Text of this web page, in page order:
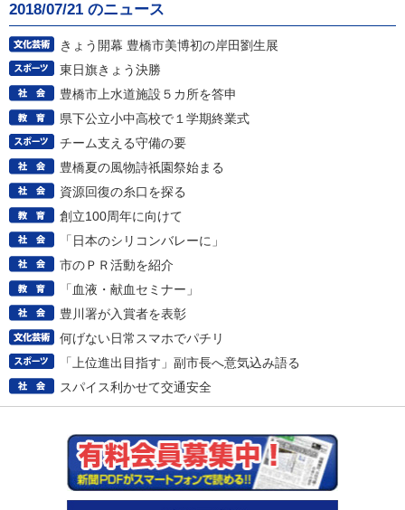
2018/07/21 のニュース
きょう開幕 豊橋市美博初の岸田劉生展
東日旗きょう決勝
豊橋市上水道施設５カ所を答申
県下公立小中高校で１学期終業式
チーム支える守備の要
豊橋夏の風物詩祇園祭始まる
資源回復の糸口を探る
創立100周年に向けて
「日本のシリコンバレーに」
市のＰＲ活動を紹介
「血液・献血セミナー」
豊川署が入賞者を表彰
何げない日常スマホでパチリ
「上位進出目指す」副市長へ意気込み語る
スパイス利かせて交通安全